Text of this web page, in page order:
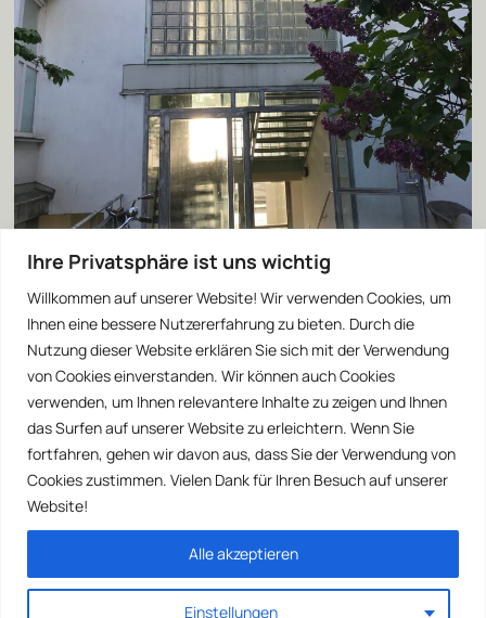
Ihre Privatsphäre ist uns wichtig
Willkommen auf unserer Website! Wir verwenden Cookies, um
Ihnen eine bessere Nutzererfahrung zu bieten. Durch die
Nutzung dieser Website erklären Sie sich mit der Verwendung
von Cookies einverstanden. Wir können auch Cookies
verwenden, um Ihnen relevantere Inhalte zu zeigen und Ihnen
das Surfen auf unserer Website zu erleichtern. Wenn Sie
fortfahren, gehen wir davon aus, dass Sie der Verwendung von
Cookies zustimmen. Vielen Dank für Ihren Besuch auf unserer
Website!
Einstellungen
Alle akzeptieren